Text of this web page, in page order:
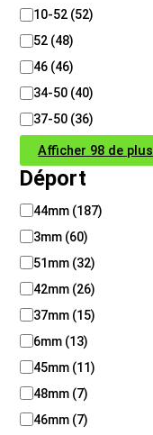
10-52 (52)
52 (48)
46 (46)
34-50 (40)
37-50 (36)
Afficher 98 de plus
Déport
D
p
o
r
t
44mm (187)
3mm (60)
51mm (32)
42mm (26)
37mm (15)
6mm (13)
45mm (11)
48mm (7)
46mm (7)